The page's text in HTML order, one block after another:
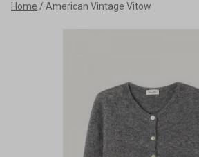
Home American Vintage Vitow